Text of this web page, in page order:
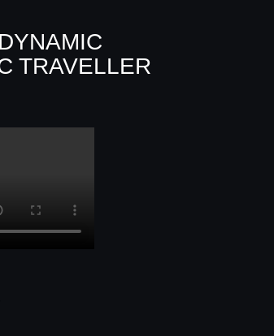
TRAVELLER